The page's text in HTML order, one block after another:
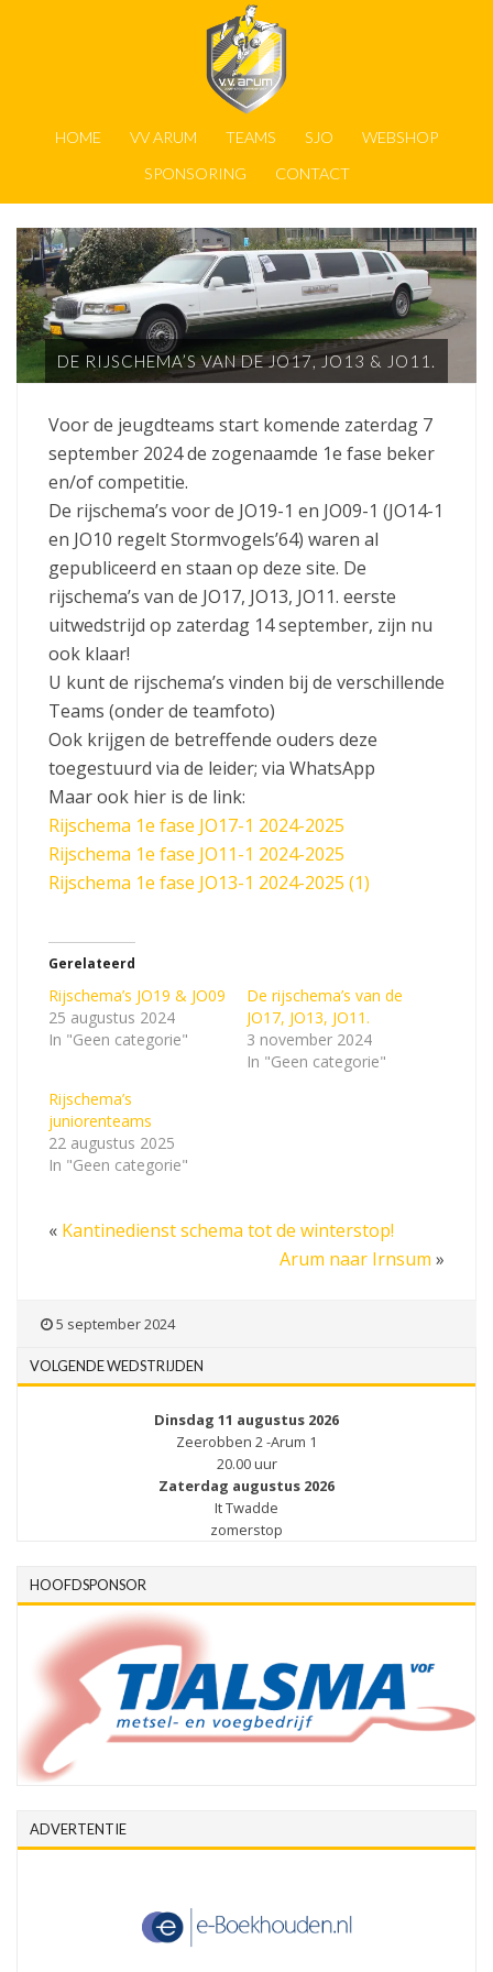
HOME VV ARUM TEAMS SJO
WEBSHOP
SPONSORING
CONTACT
DE RIJSCHEMA’S VAN DE JO17, JO13 & JO11.
Voor de jeugdteams start komende zaterdag 7
september 2024 de zogenaamde 1e fase beker
en/of competitie.
De rijschema’s voor de JO19-1 en JO09-1 (JO14-1
en JO10 regelt Stormvogels’64) waren al
gepubliceerd en staan op deze site. De
rijschema’s van de JO17, JO13, JO11. eerste
uitwedstrijd op zaterdag 14 september, zijn nu
ook klaar!
U kunt de rijschema’s vinden bij de verschillende
Teams (onder de teamfoto)
Ook krijgen de betreffende ouders deze
toegestuurd via de leider; via WhatsApp
Maar ook hier is de link:
Rijschema 1e fase JO17-1 2024-2025
Rijschema 1e fase JO11-1 2024-2025
Rijschema 1e fase JO13-1 2024-2025 (1)
Gerelateerd
Rijschema’s JO19 & JO09
25 augustus 2024
In "Geen categorie"
De rijschema’s van de
JO17, JO13, JO11.
3 november 2024
In "Geen categorie"
Rijschema’s
juniorenteams
22 augustus 2025
In "Geen categorie"
« Kantinedienst schema tot de winterstop!
Arum naar Irnsum »
5 september 2024
VOLGENDE WEDSTRIJDEN
Dinsdag 11 augustus 2026
Zeerobben 2 -Arum 1
20.00 uur
Zaterdag augustus 2026
It Twadde
zomerstop
HOOFDSPONSOR
ADVERTENTIE